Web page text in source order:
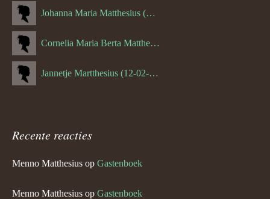
Johanna Maria Matthesius (16-05-1882)
Cornelia Maria Berta Matthesius (26-06-1884)
Jannetje Martthesius (12-02-1907)
Recente reacties
Menno Matthesius op Gastenboek
Menno Matthesius op Gastenboek